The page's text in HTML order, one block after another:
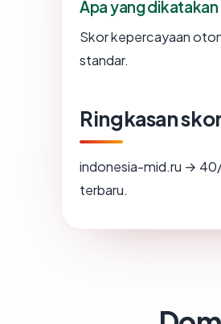
Apa yang
Skor kepercayaan
standar.
Ringkasan
indonesia-mid.ru →
terbaru.